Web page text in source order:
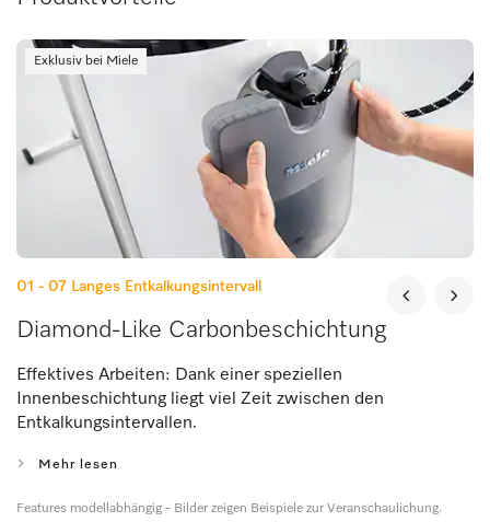
Exklusiv bei Miele
01 - 07 Langes Entkalkungsintervall
Diamond-Like Carbonbeschichtung
Effektives Arbeiten: Dank einer speziellen
Innenbeschichtung liegt viel Zeit zwischen den
Entkalkungsintervallen.
Mehr lesen
Features modellabhängig - Bilder zeigen Beispiele zur Veranschaulichung.